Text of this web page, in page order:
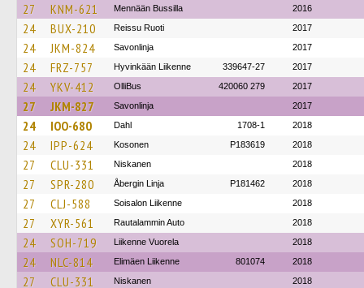
27 KNM-621 Mennään Bussilla 2016
24 BUX-210 Reissu Ruoti 2017
24 JKM-824 Savonlinja 2017
24 FRZ-757 Hyvinkään Liikenne 339647-27 2017
24 YKV-412 OlliBus 420060 279 2017
27 JKM-827 Savonlinja 2017
24 IOO-680 Dahl 1708-1 2018
24 IPP-624 Kosonen P183619 2018
27 CLU-331 Niskanen 2018
27 SPR-280 Åbergin Linja P181462 2018
27 CLJ-588 Soisalon Liikenne 2018
27 XYR-561 Rautalammin Auto 2018
24 SOH-719 Liikenne Vuorela 2018
24 NLC-814 Elimäen Liikenne 801074 2018
27 CLU-331 Niskanen 2018